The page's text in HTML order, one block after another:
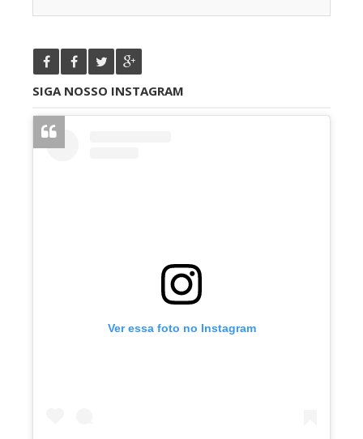
SIGA NOSSO INSTAGRAM
Ver essa foto no Instagram